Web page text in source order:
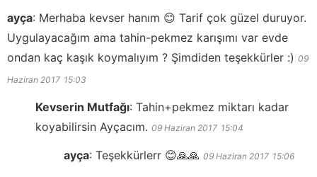
ayça: Merhaba kevser hanım 😊 Tarif çok güzel duruyor.
Uygulayacağım ama tahin-pekmez karışımı var evde
ondan kaç kaşık koymalıyım ? Şimdiden teşekkürler :) 09
Haziran 2017 15:03
Kevserin Mutfağı: Tahin+pekmez miktarı kadar
koyabilirsin Ayçacım. 09 Haziran 2017 15:04
ayça: Teşekkürlerr 😊🙏🙏 09 Haziran 2017 15:06